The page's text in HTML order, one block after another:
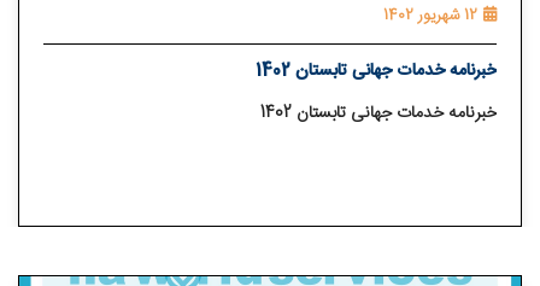
12 شهریور 1402
خبرنامه خدمات جهانی تابستان 1402
خبرنامه خدمات جهانی تابستان 1402